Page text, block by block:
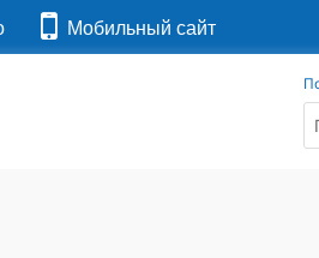
Мобильный сайт